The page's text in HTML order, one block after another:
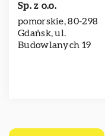
Sp. z o.o.
pomorskie, 80-298
Gdańsk, ul.
Budowlanych 19